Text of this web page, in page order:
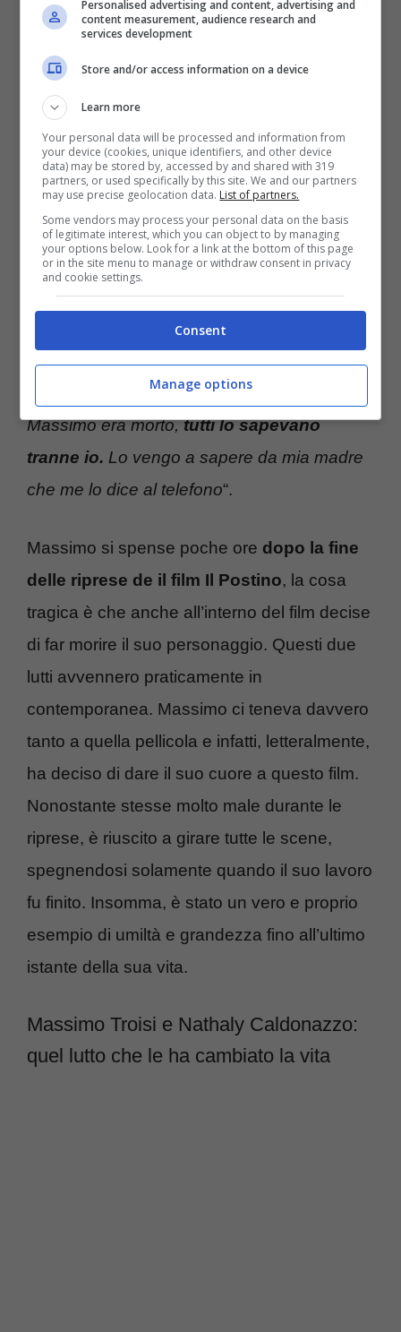
migliorare, che Massimo potesse ad un certo
punto trovare un modo di guarire, invece
poco tempo dopo si è ritrovata a rispondere
ad una telefonata che ricorda con sconforto.
Ero in treno e lo chiamo, sapevo che stava
finendo il film. Mi risponde sua sorella, mi
dice che stava dormendo ma chelo
avrebbe svegliatoperché le aveva chiesto
di svegliarlo se avessi telefonato. La sorella,
quindi, comincia a chiamare Massimo, ma
. Le dissi di non
preoccuparsi perché sareiarrivata tra
. La sorella però si rende conto che
Massimo era morto,tutti lo sapevano
tranne io. Lo vengo a sapere da mia madre
che me lo dice al telefono“.
Massimo si spense poche ore dopo la fine
delle riprese de il film Il Postino, la cosa
tragica è che anche all’interno del film decise
di far morire il suo personaggio. Questi due
lutti avvennero praticamente in
contemporanea. Massimo ci teneva davvero
tanto a quella pellicola e infatti, letteralmente,
ha deciso di dare il suo cuore a questo film.
Nonostante stesse molto male durante le
riprese, è riuscito a girare tutte le scene,
spegnendosi solamente quando il suo lavoro
fu finito. Insomma, è stato un vero e proprio
esempio di umiltà e grandezza fino all’ultimo
istante della sua vita.
Massimo Troisi e Nathaly Caldonazzo:
quel lutto che le ha cambiato la vita
Personalised advertising and content, advertising and
content measurement, audience research and
services development
Store and/or access information on a device
Learn more
Your personal data will be processed and information from
your device (cookies, unique identifiers, and other device
data) may be stored by, accessed by and shared with 319
partners, or used specifically by this site. We and our partners
may use precise geolocation data. List of partners.
Some vendors may process your personal data on the basis
of legitimate interest, which you can object to by managing
your options below. Look for a link at the bottom of this page
or in the site menu to manage or withdraw consent in privacy
and cookie settings.
Consent
Manage options